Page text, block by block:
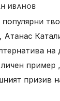
ИВАНОВ
на
пример
призив